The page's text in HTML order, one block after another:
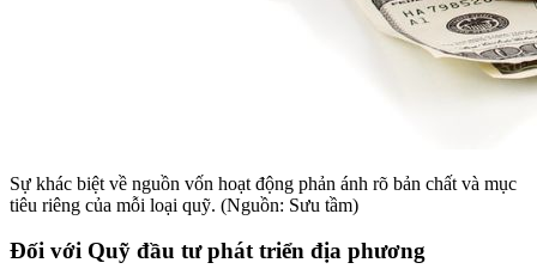
Sự khác biệt về nguồn vốn hoạt động phản ánh rõ bản chất và mục
tiêu riêng của mỗi loại quỹ. (Nguồn: Sưu tầm)
Đối với Quỹ đầu tư phát triển địa phương